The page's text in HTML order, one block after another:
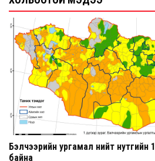
Бэлчээрийн ургамал нийт
байна